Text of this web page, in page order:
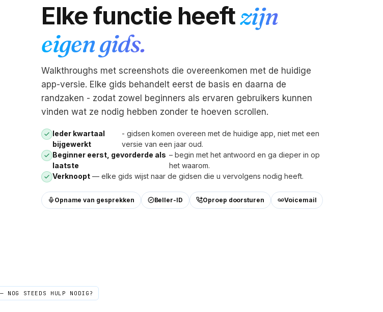
Elke functie heeftzijn
eigen gids.
Walkthroughs met screenshots die overeenkomen met de huidige
app-versie. Elke gids behandelt eerst de basis en daarna de
randzaken - zodat zowel beginners als ervaren gebruikers kunnen
vinden wat ze nodig hebben zonder te hoeven scrollen.
Ieder kwartaal
bijgewerkt
- gidsen komen overeen met de huidige app, niet met een
versie van een jaar oud.
Beginner eerst, gevorderde als
laatste
– begin met het antwoord en ga dieper in op
het waarom.
Verknoopt — elke gids wijst naar de gidsen die u vervolgens nodig heeft.
Opname van gesprekken Beller-ID Oproep doorsturen Voicemail
NOG STEEDS HULP NODIG?
en duidelijker dan mijn
kamer is, en niet op een ander
rantsoeneerde ik de
nu bel ik gewoon als ik aan haar
Geverifieerde beller
nummer nodig om
die geen Indiase nummers
keer opnieuw. Eerlijk gezegd
dat het zo soepel zou
broer en ik stuurden gesproken